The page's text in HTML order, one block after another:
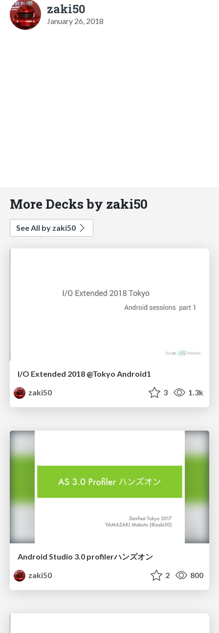
zaki50
January 26, 2018
More Decks by zaki50
See All by zaki50
I/O Extended 2018 @Tokyo Android1
zaki50
3 1.3k
Android Studio 3.0 profilerハンズオン
zaki50
2 800